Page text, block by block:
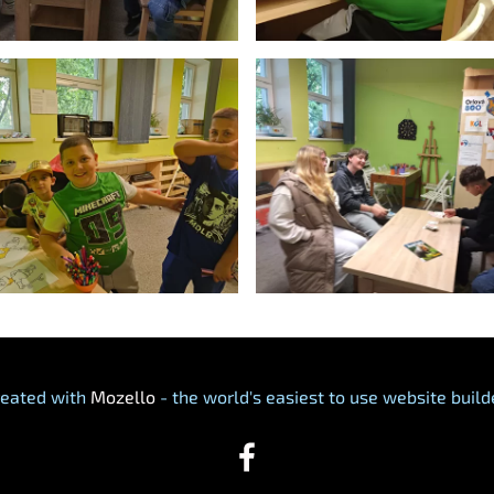
with Mozello - the world's easiest to use website